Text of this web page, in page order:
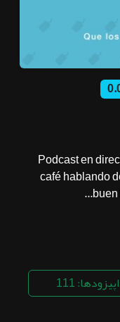
Podcast en
café hablando
111